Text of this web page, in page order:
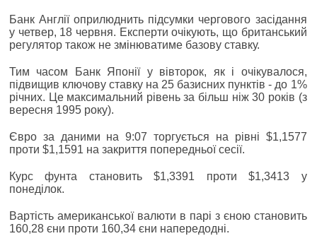
Банк Англії оприлюднить підсумки чергового засідання
у четвер, 18 червня. Експерти очікують, що британський
регулятор також не змінюватиме базову ставку.
Тим часом Банк Японії у вівторок, як і очікувалося,
підвищив ключову ставку на 25 базисних пунктів - до 1%
річних. Це максимальний рівень за більш ніж 30 років (з
вересня 1995 року).
Євро за даними на 9:07 торгується на рівні $1,1577
проти $1,1591 на закриття попередньої сесії.
Курс фунта становить $1,3391 проти $1,3413 у
понеділок.
Вартість американської валюти в парі з єною становить
160,28 єни проти 160,34 єни напередодні.